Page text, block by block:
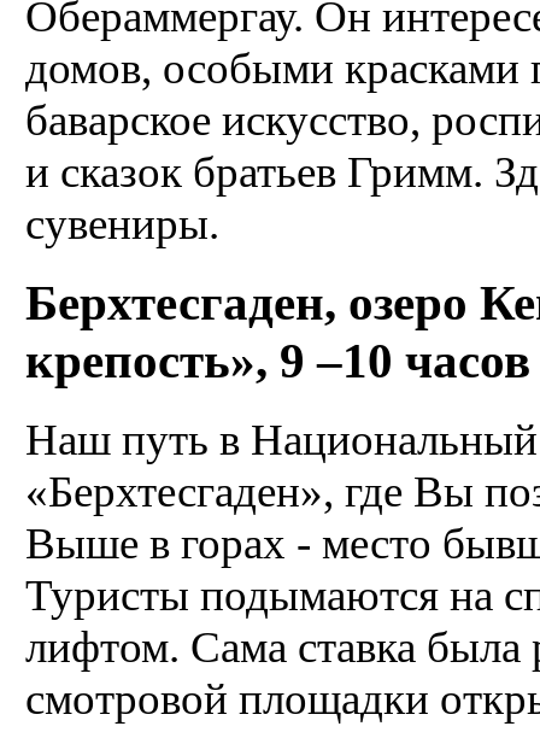
Обераммергау. Он
домов, особыми красками
баварское искусство,
и сказок братьев Гримм.
сувениры.
Берхтесгаден, озеро
крепость», 9 –10
Наш путь в
«Берхтесгаден», где Вы
Выше в горах - место
Туристы подымаются на
лифтом. Сама ставка была
смотровой площадки